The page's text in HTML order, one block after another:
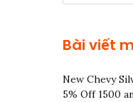
Bài viết
New Chevy
5% Off 1500